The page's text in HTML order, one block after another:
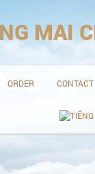
MAI
ORDER CONTACT